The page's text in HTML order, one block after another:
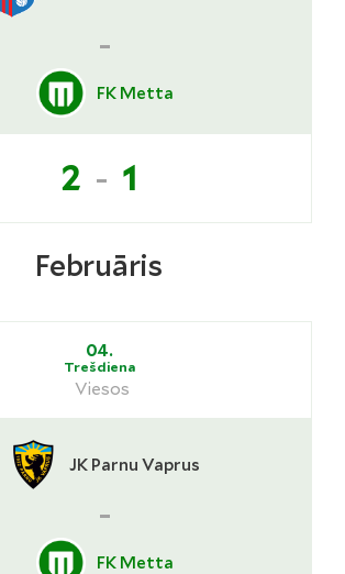
-
FK Metta
2 - 1
Februāris
04.
Trešdiena
Viesos
JK Parnu Vaprus
-
FK Metta